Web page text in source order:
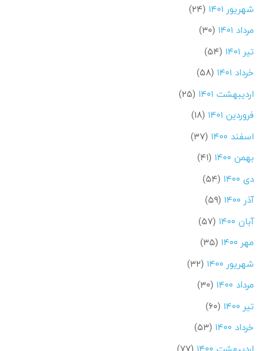
شهریور ۱۴۰۱
(۲۴)
مرداد ۱۴۰۱
(۳۰)
تیر ۱۴۰۱
(۵۴)
خرداد ۱۴۰۱
(۵۸)
اردیبهشت ۱۴۰۱
(۲۵)
فروردین ۱۴۰۱
(۱۸)
اسفند ۱۴۰۰
(۳۷)
بهمن ۱۴۰۰
(۴۱)
دی ۱۴۰۰
(۵۴)
آذر ۱۴۰۰
(۵۹)
آبان ۱۴۰۰
(۵۷)
مهر ۱۴۰۰
(۳۵)
شهریور ۱۴۰۰
(۳۲)
مرداد ۱۴۰۰
(۳۰)
تیر ۱۴۰۰
(۶۰)
خرداد ۱۴۰۰
(۵۳)